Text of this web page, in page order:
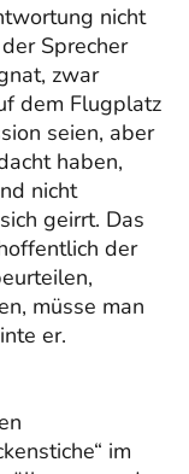
nicht
Sprecher
zwar
dem Flugplatz
seien, aber
haben,
nicht
geirrt. Das
der
müsse man
er.
im